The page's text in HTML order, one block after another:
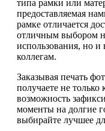
типа рамки или
предоставляемая
рамке отличается
отличным выбором
использования, но и
коллегам.
Заказывая печать
получаете не
возможность
моменты на долгие
выбирайте лучшее